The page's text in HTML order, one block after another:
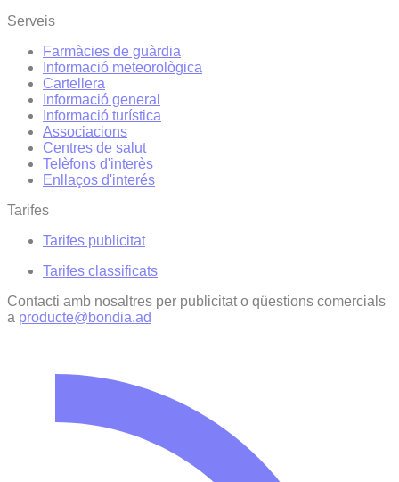
Serveis
Farmàcies de guàrdia
Informació meteorològica
Cartellera
Informació general
Informació turística
Associacions
Centres de salut
Telèfons d'interès
Enllaços d'interés
Tarifes
Tarifes publicitat
Tarifes classificats
Contacti amb nosaltres per publicitat o qüestions comercials
a producte@bondia.ad